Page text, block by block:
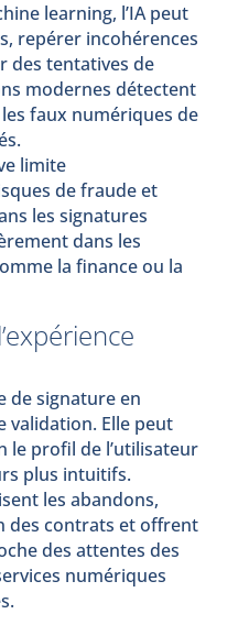
learning, l’IA peut
repérer incohérences
des tentatives de
modernes détectent
faux numériques de
limite
de fraude et
les signatures
dans les
la finance ou la
de signature en
validation. Elle peut
le profil de l’utilisateur
plus intuitifs.
les abandons,
des contrats et offrent
des attentes des
numériques